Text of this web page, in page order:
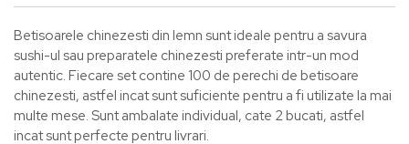
Betisoarele chinezesti din lemn sunt ideale pentru a savura
sushi-ul sau preparatele chinezesti preferate intr-un mod
autentic. Fiecare set contine 100 de perechi de betisoare
chinezesti, astfel incat sunt suficiente pentru a fi utilizate la mai
multe mese. Sunt ambalate individual, cate 2 bucati, astfel
incat sunt perfecte pentru livrari.